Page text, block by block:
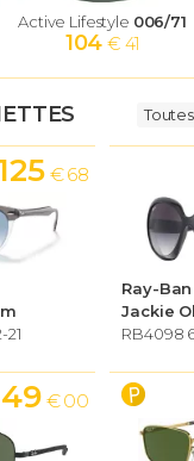
Active Lifestyle 006/71
104 € 41
21
€ 68
Ray-Ban
Jackie
RB4098
€ 00